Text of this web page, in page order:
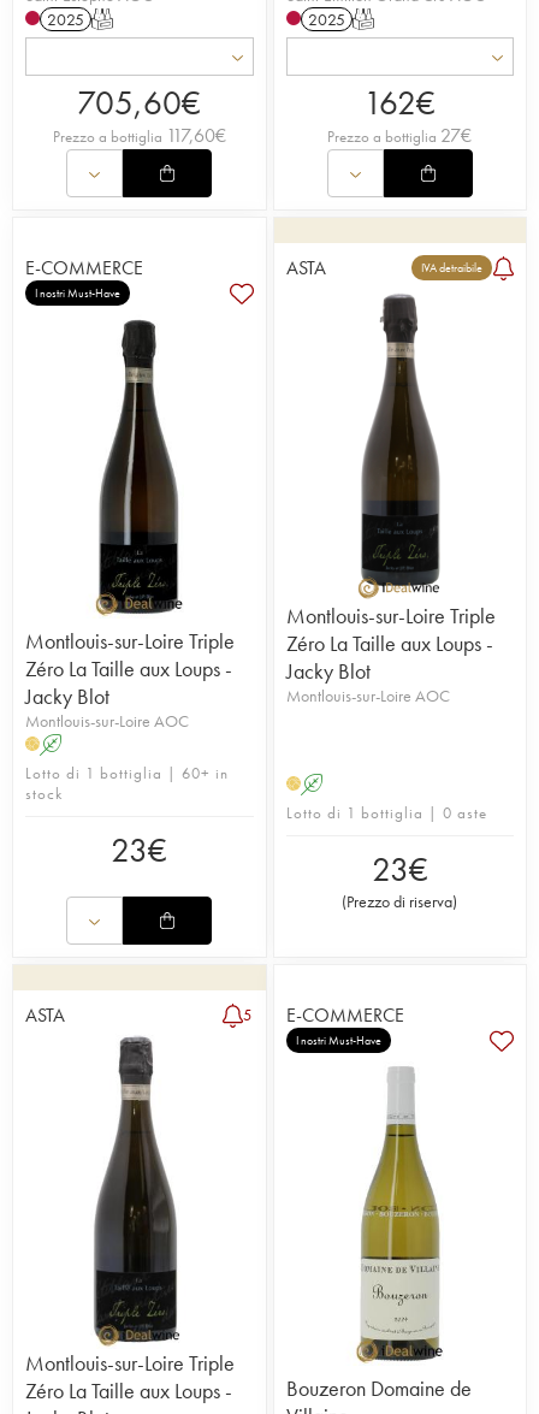
2025 T
705,60€
Prezzo a bottiglia 117,60€
2025 T
162€
Prezzo a bottiglia 27€
E-COMMERCE
I nostri Must-Have
Montlouis-sur-Loire Triple
Zéro La Taille aux Loups -
Jacky Blot
Montlouis-sur-Loire AOC
H A
Lotto di 1 bottiglia | 60+ in
stock
23€
ASTA IVA detraibile
Montlouis-sur-Loire Triple
Zéro La Taille aux Loups -
Jacky Blot
Montlouis-sur-Loire AOC
HA
Lotto di 1 bottiglia | 0 aste
23€
(Prezzo di riserva)
ASTA 5
Montlouis-sur-Loire Triple
Zéro La Taille aux Loups -
E-COMMERCE
I nostri Must-Have
Bouzeron Domaine de